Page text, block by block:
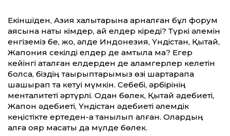
Екіншіден, Азия халықтарына арналған бұл форум
аясына нақты кімдер, қай елдер кіреді? Түркі әлемін
енгіземіз бе, жоқ, әлде Индонезия, Үндістан, Қытай,
Жапония секілді елдер де қамтыла ма? Егер
кейінгі аталған елдерден де қаламгерлер келетін
болса, біздің тақырыптарымыз өзі шартарапқа
шашырап та кетуі мүмкін. Себебі, әрбірінің
менталитеті әртүрлі. Одан бөлек, Қытай әдебиеті,
Жапон әдебиеті, Үндістан әдебиеті әлемдік
кеңістікте ертеден-ақ танылып қалған. Олардың
алға қояр мақсаты да мүлде бөлек.